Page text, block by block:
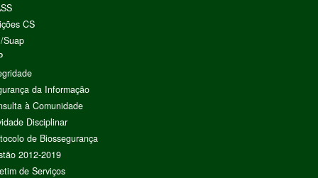
CS
Suap
da Informação
à Comunidade
Disciplinar
de Biossegurança
2012-2019
de Serviços